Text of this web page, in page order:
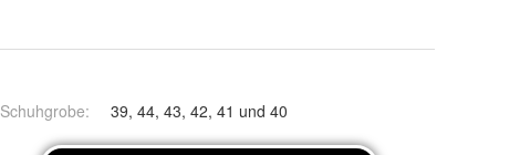
Schuhgrobe: 39, 44, 43, 42, 41 und 40